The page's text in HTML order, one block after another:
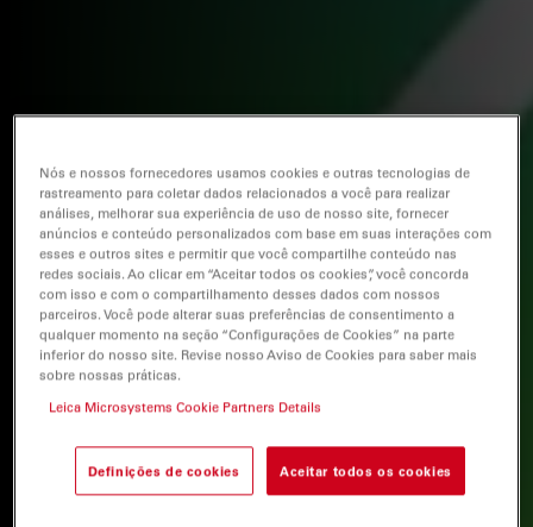
Nós e nossos fornecedores usamos cookies e outras tecnologias de
rastreamento para coletar dados relacionados a você para realizar
análises, melhorar sua experiência de uso de nosso site, fornecer
anúncios e conteúdo personalizados com base em suas interações com
esses e outros sites e permitir que você compartilhe conteúdo nas
redes sociais. Ao clicar em “Aceitar todos os cookies”, você concorda
com isso e com o compartilhamento desses dados com nossos
parceiros. Você pode alterar suas preferências de consentimento a
qualquer momento na seção “Configurações de Cookies” na parte
inferior do nosso site. Revise nosso Aviso de Cookies para saber mais
sobre nossas práticas.
Leica Microsystems Cookie Partners Details
Definições de cookies Aceitar todos os cookies